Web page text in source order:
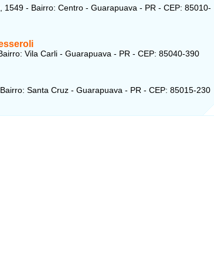
1549 - Bairro: Centro - Guarapuava - PR - CEP: 85010-
Vila Carli - Guarapuava - PR - CEP: 85040-390
Santa Cruz - Guarapuava - PR - CEP: 85015-230